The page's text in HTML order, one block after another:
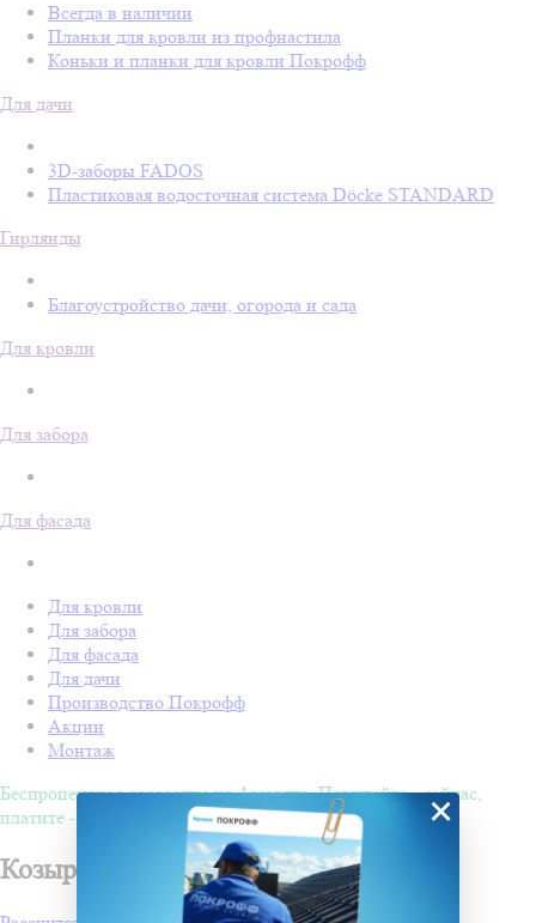
Всегда в наличии
Планки для кровли из профнастила
Коньки и планки для кровли Покрофф
Для дачи
3D-заборы FADOS
Пластиковая водосточная система Döcke STANDARD
Гирлянды
Благоустройство дачи, огорода и сада
Для кровли
Для забора
Для фасада
Для кровли
Для забора
Для фасада
Для дачи
Производство Покрофф
Акции
Монтаж
Беспроцентная рассрочка на 4 месяца. Покупайте - сейчас,
платите - потом!
Козырьки и навесы в Пензе
×